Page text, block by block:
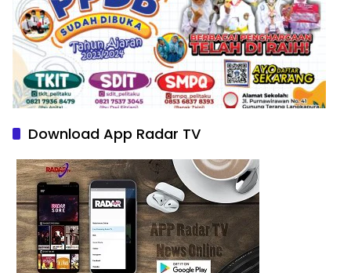
Download App Radar TV